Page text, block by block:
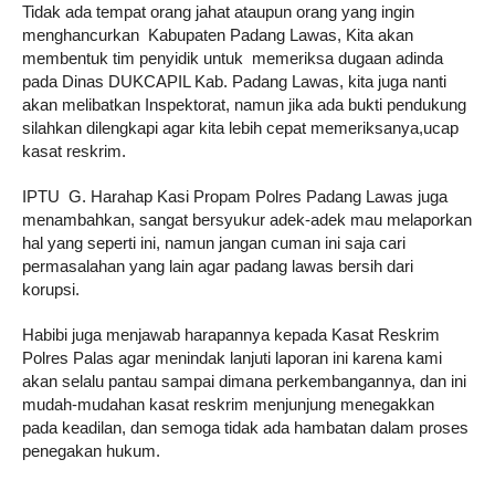
Tidak ada tempat orang jahat ataupun orang yang ingin
menghancurkan Kabupaten Padang Lawas, Kita akan
membentuk tim penyidik untuk memeriksa dugaan adinda
pada Dinas DUKCAPIL Kab. Padang Lawas, kita juga nanti
akan melibatkan Inspektorat, namun jika ada bukti pendukung
silahkan dilengkapi agar kita lebih cepat memeriksanya,ucap
kasat reskrim.
IPTU G. Harahap Kasi Propam Polres Padang Lawas juga
menambahkan, sangat bersyukur adek-adek mau melaporkan
hal yang seperti ini, namun jangan cuman ini saja cari
permasalahan yang lain agar padang lawas bersih dari
korupsi.
Habibi juga menjawab harapannya kepada Kasat Reskrim
Polres Palas agar menindak lanjuti laporan ini karena kami
akan selalu pantau sampai dimana perkembangannya, dan ini
mudah-mudahan kasat reskrim menjunjung menegakkan
pada keadilan, dan semoga tidak ada hambatan dalam proses
penegakan hukum.